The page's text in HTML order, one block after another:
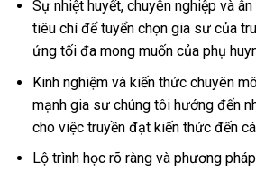
Sự nhiệt huyết, chuyên nghiệp và
tiêu chí để tuyển chọn gia sư của
ứng tối đa mong muốn của phụ
Kinh nghiệm và kiến thức chuyên
mạnh gia sư chúng tôi hướng đến
cho việc truyền đạt kiến thức đến
Lộ trình học rõ ràng và phương